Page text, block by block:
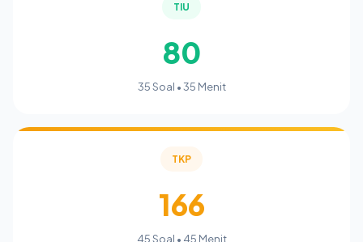
TIU
80
35 Soal • 35 Menit
TKP
166
45 Soal • 45 Menit